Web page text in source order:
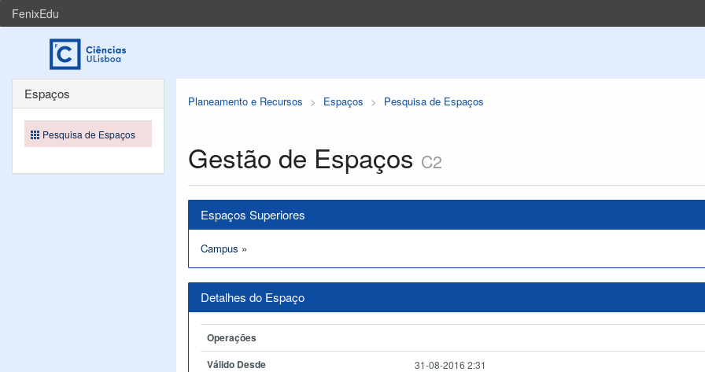
FenixEdu
Planeamento e Recursos Espaços Pesquisa de Espaços
Gestão de Espaços C2
Espaços Superiores
Campus »
Detalhes do Espaço
Operações
Válido Desde
31-08-2016 2:31
Espaços
Pesquisa de Espaços